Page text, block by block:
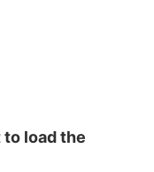
load the